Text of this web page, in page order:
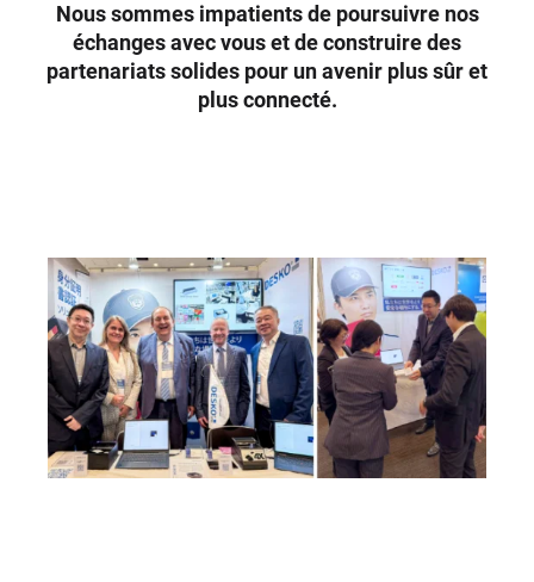
Nous sommes impatients de poursuivre nos
échanges avec vous et de construire des
partenariats solides pour un avenir plus sûr et
plus connecté.